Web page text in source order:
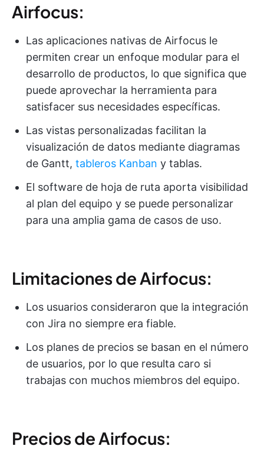
Airfocus:
Las aplicaciones nativas de Airfocus le
permiten crear un enfoque modular para el
desarrollo de productos, lo que significa que
puede aprovechar la herramienta para
satisfacer sus necesidades específicas.
Las vistas personalizadas facilitan la
visualización de datos mediante diagramas
de Gantt, tableros Kanban y tablas.
El software de hoja de ruta aporta visibilidad
al plan del equipo y se puede personalizar
para una amplia gama de casos de uso.
Limitaciones de Airfocus:
Los usuarios consideraron que la integración
con Jira no siempre era fiable.
Los planes de precios se basan en el número
de usuarios, por lo que resulta caro si
trabajas con muchos miembros del equipo.
Precios de Airfocus: